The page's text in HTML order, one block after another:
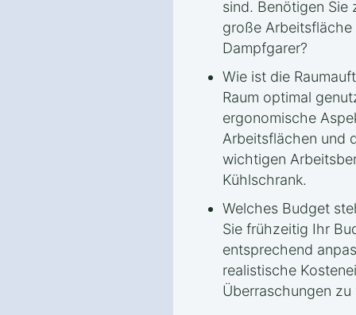
sind. Benötigen Sie
große Arbeitsfläche
Dampfgarer?
Wie ist die
Raum optimal
ergonomische
Arbeitsflächen und
wichtigen
Kühlschrank.
Welches Budget
Sie frühzeitig Ihr
entsprechend
realistische
Überraschungen zu